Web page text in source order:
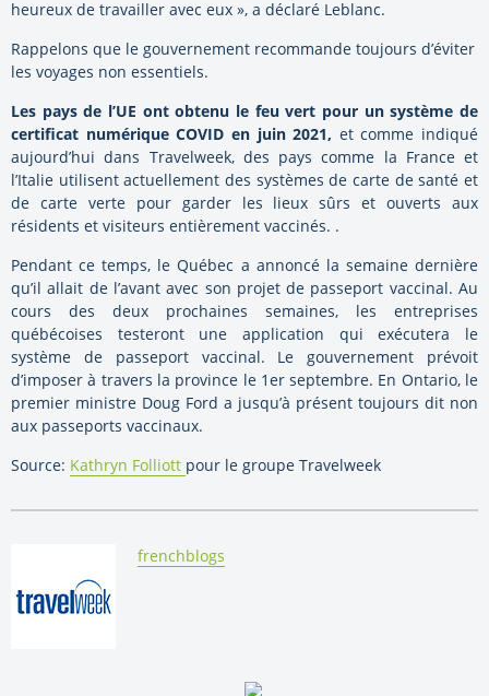
heureux de travailler avec eux », a déclaré Leblanc.
Rappelons que le gouvernement recommande toujours d’éviter
les voyages non essentiels.
Les pays de l’UE ont obtenu le feu vert pour un système de
certificat numérique COVID en juin 2021, et comme indiqué
aujourd’hui dans Travelweek, des pays comme la France et
l’Italie utilisent actuellement des systèmes de carte de santé et
de carte verte pour garder les lieux sûrs et ouverts aux
résidents et visiteurs entièrement vaccinés. .
Pendant ce temps, le Québec a annoncé la semaine dernière
qu’il allait de l’avant avec son projet de passeport vaccinal. Au
cours des deux prochaines semaines, les entreprises
québécoises testeront une application qui exécutera le
système de passeport vaccinal. Le gouvernement prévoit
d’imposer à travers la province le 1er septembre. En Ontario, le
premier ministre Doug Ford a jusqu’à présent toujours dit non
aux passeports vaccinaux.
Source: Kathryn Folliott pour le groupe Travelweek
By:
frenchblogs